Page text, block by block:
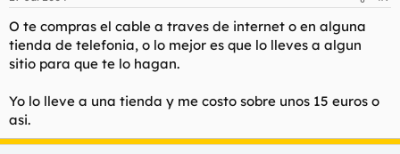
O te compras el cable a traves de internet o en alguna
tienda de telefonia, o lo mejor es que lo lleves a algun
sitio para que te lo hagan.
Yo lo lleve a una tienda y me costo sobre unos 15 euros o
asi.